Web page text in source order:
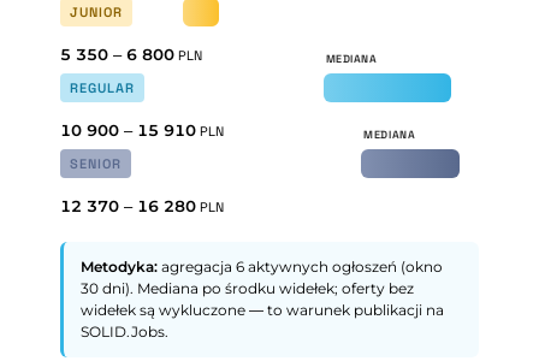
JUNIOR
5 350 – 6 800 PLN
REGULAR
10 900 – 15 910 PLN
SENIOR
12 370 – 16 280 PLN
Metodyka: agregacja 6 aktywnych ogłoszeń (okno
30 dni). Mediana po środku widełek; oferty bez
widełek są wykluczone — to warunek publikacji na
SOLID.Jobs.